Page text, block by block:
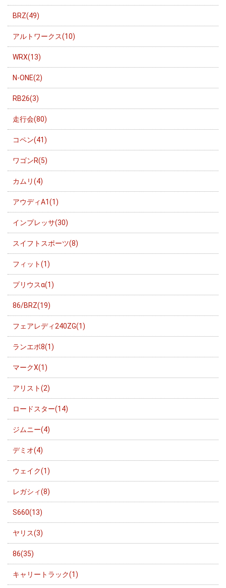
BRZ(49)
アルトワークス(10)
WRX(13)
N-ONE(2)
RB26(3)
走行会(80)
コペン(41)
ワゴンR(5)
カムリ(4)
アウディA1(1)
インプレッサ(30)
スイフトスポーツ(8)
フィット(1)
プリウスα(1)
86/BRZ(19)
フェアレディ240ZG(1)
ランエボ8(1)
マークX(1)
アリスト(2)
ロードスター(14)
ジムニー(4)
デミオ(4)
ウェイク(1)
レガシィ(8)
S660(13)
ヤリス(3)
86(35)
キャリートラック(1)